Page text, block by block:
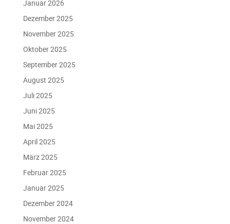
Januar 2026
Dezember 2025
November 2025
Oktober 2025
September 2025
August 2025
Juli 2025
Juni 2025
Mai 2025
April 2025
März 2025
Februar 2025
Januar 2025
Dezember 2024
November 2024